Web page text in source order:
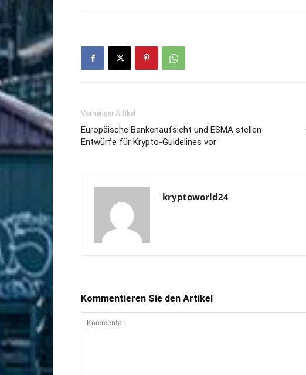
Vorheriger Artikel
Europäische Bankenaufsicht und ESMA stellen
Entwürfe für Krypto-Guidelines vor
kryptoworld24
Kommentieren Sie den Artikel